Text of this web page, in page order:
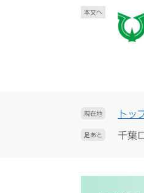
本文へ
現在地 トッ
足あと 千葉